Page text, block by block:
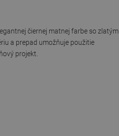
čiernej matnej farbe so zlatým
a prepad umožňuje použitie
projekt.